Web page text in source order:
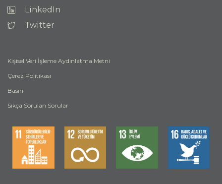
LinkedIn
Twitter
Kişisel Veri İşleme Aydınlatma Metni
Çerez Politikası
Basın
Sıkça Sorulan Sorular